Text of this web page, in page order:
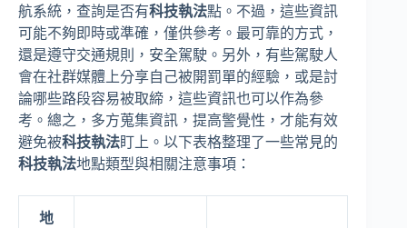
航系統，查詢是否有科技執法點。不過，這些資訊
可能不夠即時或準確，僅供參考。最可靠的方式，
還是遵守交通規則，安全駕駛。另外，有些駕駛人
會在社群媒體上分享自己被開罰單的經驗，或是討
論哪些路段容易被取締，這些資訊也可以作為參
考。總之，多方蒐集資訊，提高警覺性，才能有效
避免被科技執法盯上。以下表格整理了一些常見的
科技執法地點類型與相關注意事項：
地